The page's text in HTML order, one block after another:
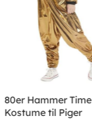
80er Hammer Time
Kostume til Piger